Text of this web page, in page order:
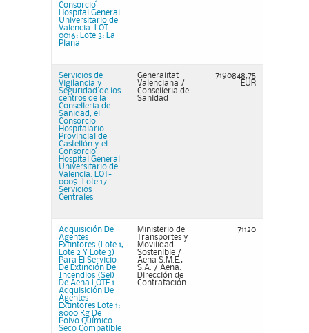
Consorcio
Hospital General
Universitario de
Valencia. LOT-
0016: Lote 3: La
Plana
Servicios de
Vigilancia y
Seguridad de los
centros de la
Conselleria de
Sanidad, el
Consorcio
Hospitalario
Provincial de
Castellón y el
Consorcio
Hospital General
Universitario de
Valencia. LOT-
0009: Lote 17:
Servicios
Centrales
Generalitat
Valenciana /
Conselleria de
Sanidad
7190848,75
EUR
Adquisición De
Agentes
Extintores (Lote 1,
Lote 2 Y Lote 3)
Para El Servicio
De Extinción De
Incendios (Sei)
De Aena LOTE 1:
Adquisición De
Agentes
Extintores Lote 1:
8000 Kg De
Polvo Químico
Seco Compatible
Ministerio de
Transportes y
Movilidad
Sostenible /
Aena S.M.E.,
S.A. / Aena.
Dirección de
Contratación
71120